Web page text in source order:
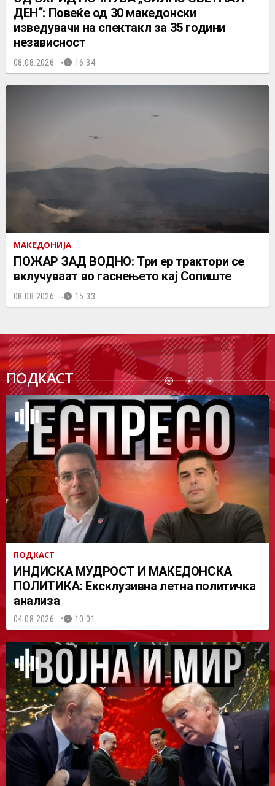
ДЕН“: Повеќе од 30 македонски
изведувачи на спектакл за 35 години
независност
08.08.2026. 16:34
МАКЕДОНИЈА
ПОЖАР ЗАД ВОДНО: Три ер трактори се
вклучуваат во гаснењето кај Сопиште
08.08.2026. 15:33
ПОДКАСТ
ПОДК
АСТ
ПОДКАСТ
ИНДИСКА МУДРОСТ И МАКЕДОНСКА
ПОЛИТИКА: Ексклузивна летна политичка
анализа
04.08.2026. 10:01